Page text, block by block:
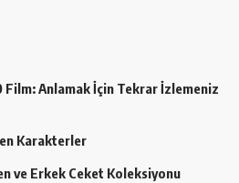
Film: Anlamak İçin Tekrar İzlemeniz
Karakterler
ve Erkek Ceket Koleksiyonu